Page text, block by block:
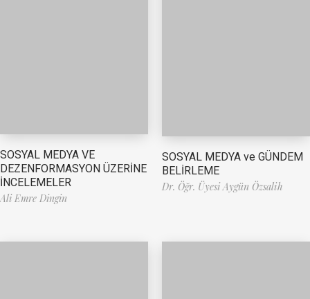
SOSYAL MEDYA VE
DEZENFORMASYON ÜZERİNE
İNCELEMELER
Ali Emre Dingin
SOSYAL MEDYA ve GÜNDEM
BELİRLEME
Dr. Öğr. Üyesi Aygün Özsalih